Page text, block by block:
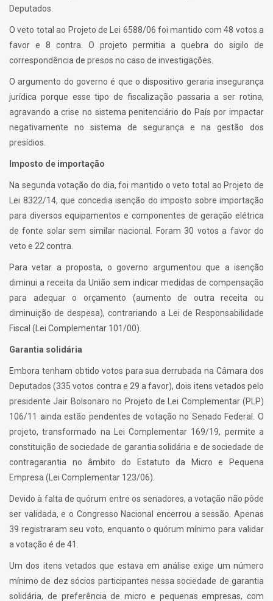
Deputados.
O veto total ao Projeto de Lei 6588/06 foi mantido com 48 votos a
favor e 8 contra. O projeto permitia a quebra do sigilo de
correspondência de presos no caso de investigações.
O argumento do governo é que o dispositivo geraria insegurança
jurídica porque esse tipo de fiscalização passaria a ser rotina,
agravando a crise no sistema penitenciário do País por impactar
negativamente no sistema de segurança e na gestão dos
presídios.
Imposto de importação
Na segunda votação do dia, foi mantido o veto total ao Projeto de
Lei 8322/14, que concedia isenção do imposto sobre importação
para diversos equipamentos e componentes de geração elétrica
de fonte solar sem similar nacional. Foram 30 votos a favor do
veto e 22 contra.
Para vetar a proposta, o governo argumentou que a isenção
diminui a receita da União sem indicar medidas de compensação
para adequar o orçamento (aumento de outra receita ou
diminuição de despesa), contrariando a Lei de Responsabilidade
Fiscal (Lei Complementar 101/00).
Garantia solidária
Embora tenham obtido votos para sua derrubada na Câmara dos
Deputados (335 votos contra e 29 a favor), dois itens vetados pelo
presidente Jair Bolsonaro no Projeto de Lei Complementar (PLP)
106/11 ainda estão pendentes de votação no Senado Federal. O
projeto, transformado na Lei Complementar 169/19, permite a
constituição de sociedade de garantia solidária e de sociedade de
contragarantia no âmbito do Estatuto da Micro e Pequena
Empresa (Lei Complementar 123/06).
Devido à falta de quórum entre os senadores, a votação não pôde
ser validada, e o Congresso Nacional encerrou a sessão. Apenas
39 registraram seu voto, enquanto o quórum mínimo para validar
a votação é de 41.
Um dos itens vetados que estava em análise exige um número
mínimo de dez sócios participantes nessa sociedade de garantia
solidária, de preferência de micro e pequenas empresas, com